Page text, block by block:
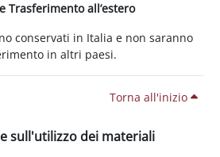
Trasferimento all’estero
conservati in Italia e non saranno
in altri paesi.
Torna all'inizio
sull'utilizzo dei materiali